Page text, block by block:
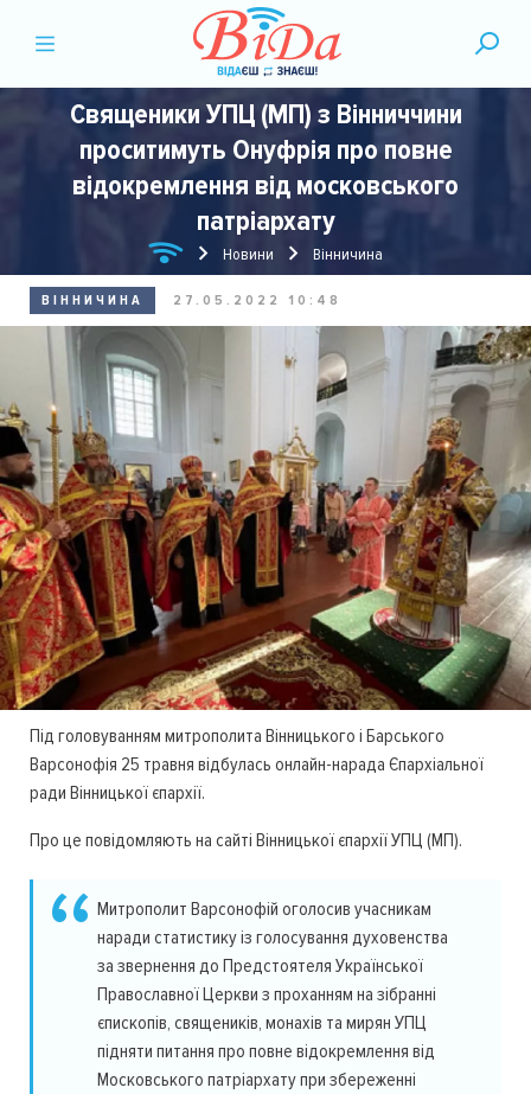
Священики УПЦ (МП) з Вінниччини
проситимуть Онуфрія про повне
відокремлення від московського
патріархату
Новини Вінничина
ВІННИЧИНА 27.05.2022 10:48
Під головуванням митрополита Вінницького і Барського
Варсонофія 25 травня відбулась онлайн-нарада Єпархіальної
ради Вінницької єпархії.
Про це повідомляють на сайті Вінницької єпархії УПЦ (МП).
Митрополит Варсонофій оголосив учасникам
наради статистику із голосування духовенства
за звернення до Предстоятеля Української
Православної Церкви з проханням на зібранні
єпископів, священиків, монахів та мирян УПЦ
підняти питання про повне відокремлення від
Московського патріархату при збереженні